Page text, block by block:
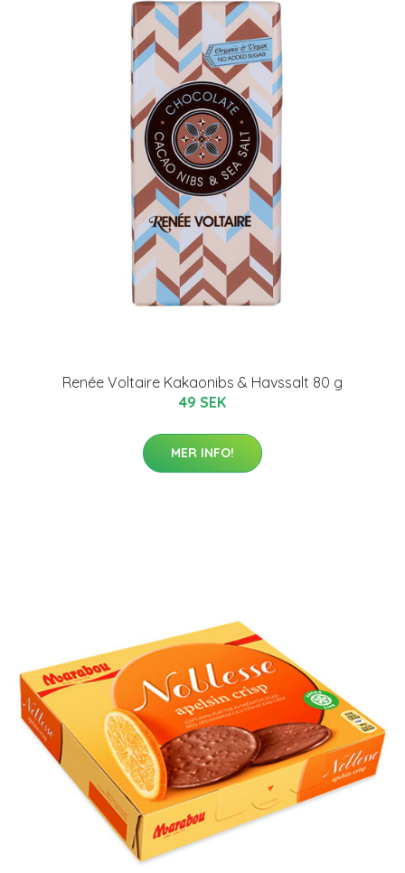
Renée Voltaire Kakaonibs & Havssalt 80 g
49 SEK
MER INFO!